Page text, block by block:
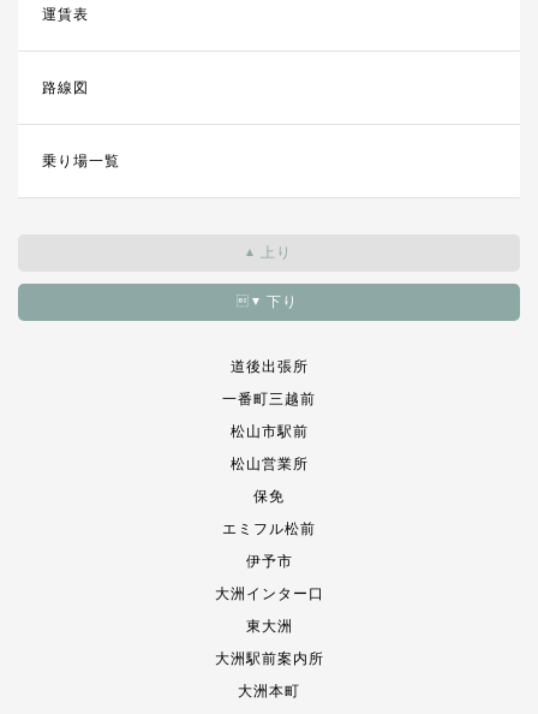
運賃表
路線図
乗り場一覧
▲ 上り
▼ 下り
道後出張所
一番町三越前
松山市駅前
松山営業所
保免
エミフル松前
伊予市
大洲インター口
東大洲
大洲駅前案内所
大洲本町